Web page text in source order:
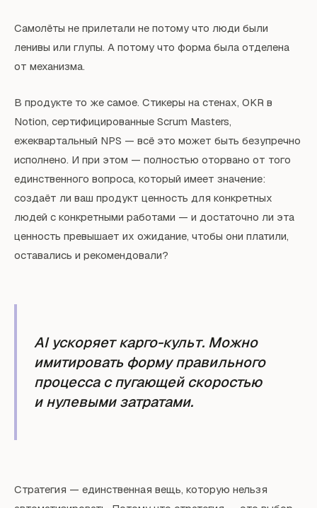
Самолёты не прилетали не потому что люди были
ленивы или глупы. А потому что форма была отделена
от механизма.
В продукте то же самое. Стикеры на стенах, OKR в
Notion, сертифицированные Scrum Masters,
ежеквартальный NPS — всё это может быть безупречно
исполнено. И при этом — полностью оторвано от того
единственного вопроса, который имеет значение:
создаёт ли ваш продукт ценность для конкретных
людей с конкретными работами — и достаточно ли эта
ценность превышает их ожидание, чтобы они платили,
оставались и рекомендовали?
AI ускоряет карго-культ. Можно
имитировать форму правильного
процесса с пугающей скоростью
и нулевыми затратами.
Стратегия — единственная вещь, которую нельзя